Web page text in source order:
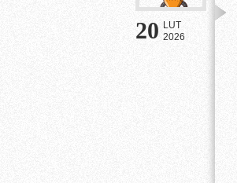
20 LUT
2026